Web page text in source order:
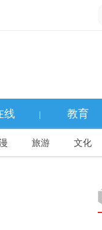
线 教育
旅游 文化